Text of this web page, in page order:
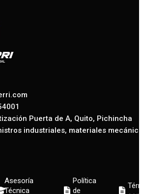
Puerta de A, Quito, Pichincha
industriales, materiales
Asesoría
Técnica
Política
de